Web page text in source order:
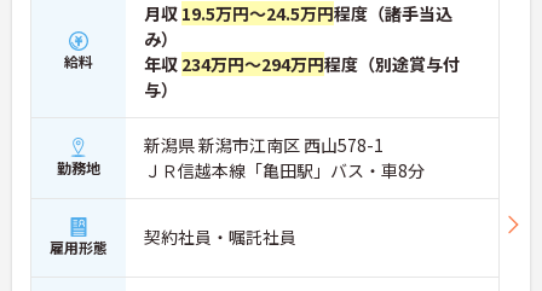
給料
月収 19.5万円～24.5万円程度（諸手当込
み）
年収 234万円～294万円程度（別途賞与付
与）
勤務地
新潟県 新潟市江南区 西山578-1
ＪＲ信越本線「亀田駅」バス・車8分
雇用形態 契約社員・嘱託社員